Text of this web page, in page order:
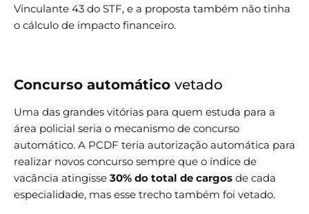
Vinculante 43 do STF, e a proposta também não tinha
o cálculo de impacto financeiro.
Concurso automático vetado
Uma das grandes vitórias para quem estuda para a
área policial seria o mecanismo de concurso
automático. A PCDF teria autorização automática para
realizar novos concurso sempre que o índice de
vacância atingisse 30% do total de cargos de cada
especialidade, mas esse trecho também foi vetado.